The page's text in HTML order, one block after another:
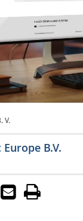
V.
B.V.